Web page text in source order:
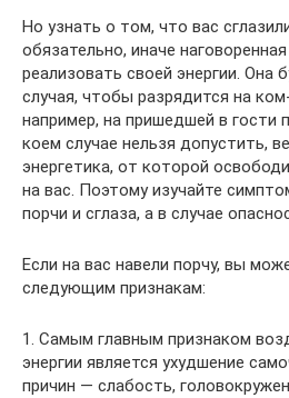
Но узнать о том, что вас
обязательно, иначе
реализовать своей энергии. Она
случая, чтобы разрядится на
например, на пришедшей в гости
коем случае нельзя допустить,
энергетика, от которой
на вас. Поэтому изучайте
порчи и сглаза, а в случае
Если на вас навели порчу, вы
следующим признакам:
1. Самым главным признаком
энергии является ухудшение
причин — слабость,